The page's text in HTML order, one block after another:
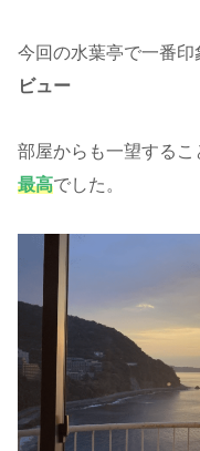
今回の水葉亭で一番印
ビュー
部屋からも一望するこ
最高でした。